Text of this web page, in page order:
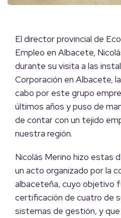
El director provincial de
Empleo en Albacete,
durante su visita a las
Corporación en Albacete,
cabo por este grupo
últimos años y puso de
de contar con un tejido
nuestra región.
Nicolás Merino hizo estas
un acto organizado por la
albaceteña, cuyo objetivo
certificación de cuatro de
sistemas de gestión, y